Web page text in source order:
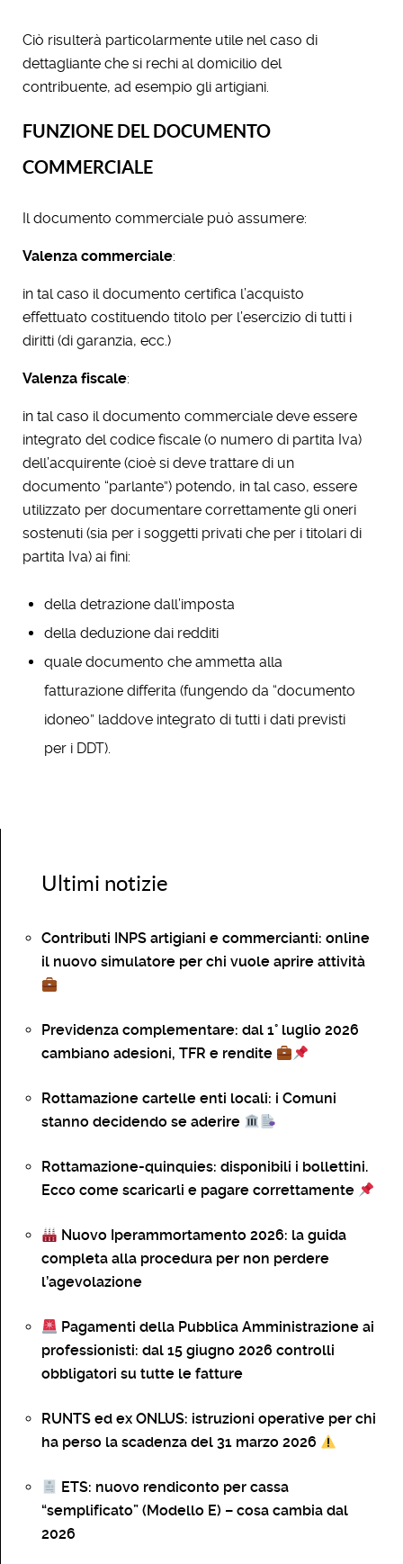
Ciò risulterà particolarmente utile nel caso di
dettagliante che si rechi al domicilio del
contribuente, ad esempio gli artigiani.
FUNZIONE DEL DOCUMENTO
COMMERCIALE
Il documento commerciale può assumere:
Valenza commerciale:
in tal caso il documento certifica l’acquisto
effettuato costituendo titolo per l’esercizio di tutti i
diritti (di garanzia, ecc.)
Valenza fiscale:
in tal caso il documento commerciale deve essere
integrato del codice fiscale (o numero di partita Iva)
dell’acquirente (cioè si deve trattare di un
documento “parlante”) potendo, in tal caso, essere
utilizzato per documentare correttamente gli oneri
sostenuti (sia per i soggetti privati che per i titolari di
partita Iva) ai fini:
della detrazione dall’imposta
della deduzione dai redditi
quale documento che ammetta alla
fatturazione differita (fungendo da “documento
idoneo” laddove integrato di tutti i dati previsti
per i DDT).
Ultimi notizie
Contributi INPS artigiani e commercianti: online
il nuovo simulatore per chi vuole aprire attività
Previdenza complementare: dal 1° luglio 2026
cambiano adesioni, TFR e rendite
Rottamazione cartelle enti locali: i Comuni
stanno decidendo se aderire
Rottamazione-quinquies: disponibili i bollettini.
Ecco come scaricarli e pagare correttamente
Nuovo Iperammortamento 2026: la guida
completa alla procedura per non perdere
l’agevolazione
Pagamenti della Pubblica Amministrazione ai
professionisti: dal 15 giugno 2026 controlli
obbligatori su tutte le fatture
RUNTS ed ex ONLUS: istruzioni operative per chi
ha perso la scadenza del 31 marzo 2026
ETS: nuovo rendiconto per cassa
“semplificato” (Modello E) – cosa cambia dal
2026